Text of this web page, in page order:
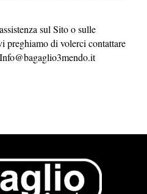
sul Sito o sulle
preghiamo di volerci contattare